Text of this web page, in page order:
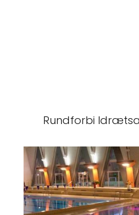
Rundforbi